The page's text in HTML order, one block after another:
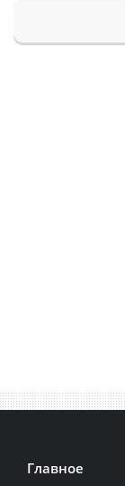
Главное